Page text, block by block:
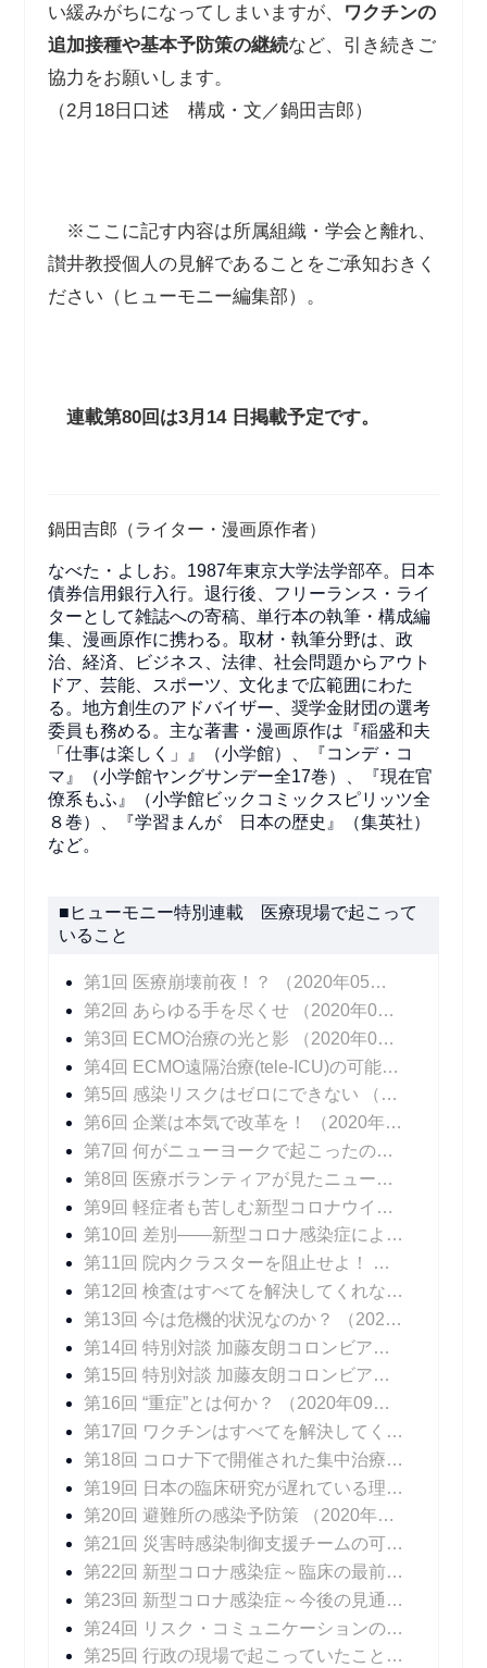
い緩みがちになってしまいますが、
ワクチンの
追加接種や基本予防策の継続など、引き続きご
協力をお願いします。
（2月18日口述 構成・文／鍋田吉郎）
※ここに記す内容は所属組織・学会と離れ、
讃井教授個人の見解であることをご承知おきく
ださい（ヒューモニー編集部）。
連載第80回は3月 14 日掲載予定です。
鍋田吉郎（ライター・漫画原作者）
なべた・よしお。1987年東京大学法学部卒。日本
債券信用銀行入行。退行後、フリーランス・ライ
ターとして雑誌への寄稿、単行本の執筆・構成編
集、漫画原作に携わる。取材・執筆分野は、政
治、経済、ビジネス、法律、社会問題からアウト
ドア、芸能、スポーツ、文化まで広範囲にわた
る。地方創生のアドバイザー、奨学金財団の選考
委員も務める。主な著書・漫画原作は『稲盛和夫
「仕事は楽しく」』（小学館）、『コンデ・コ
マ』（小学館ヤングサンデー全17巻）、『現在官
僚系もふ』（小学館ビックコミックスピリッツ全
８巻）、『学習まんが 日本の歴史』（集英社）
など。
■ヒューモニー特別連載 医療現場で起こって
いること
第1回 医療崩壊前夜！？
（2020年05月25日 掲載）
第2回 あらゆる手を尽くせ
（2020年06月01日 掲載）
第3回 ECMO治療の光と影
（2020年06月08日 掲載）
第4回 ECMO遠隔治療(tele-ICU)の可能性
第5回 感染リスクはゼロにできない
（2020年06月22日 掲載）
第6回 企業は本気で改革を！
（2020年06月29日 掲載）
第7回 何がニューヨークで起こったのか！？
第8回 医療ボランティアが見たニューヨークの医療崩壊
第9回 軽症者も苦しむ新型コロナウイルス感染症の後遺症
第10回 差別――新型コロナ感染症によるもうひとつの苦しみ
第11回 院内クラスターを阻止せよ！
（2020年08
第12回 検査はすべてを解決してくれない
第13回 今は危機的状況なのか？
（2020年08月17日 掲載）
第14回 特別対談 加藤友朗コロンビア大学医学部外科学教授 「いま、専門家に求められているものとは」
第15回 特別対談 加藤友朗コロンビア大学医学部外科学教授 「ニューヨークで行われているPCR検査の意味」
第16回 “重症”とは何か？
（2020年09月07日 掲載）
第17回 ワクチンはすべてを解決してくれない
第18回 コロナ下で開催された集中治療医学会
第19回 日本の臨床研究が遅れている理由
第20回 避難所の感染予防策
（2020年10月05日 掲載）
第21回 災害時感染制御支援チームの可能性
第22回 新型コロナ感染症～臨床の最前線
第23回 新型コロナ感染症～今後の見通し
第24回 リスク・コミュニケーションの難しさ
第25回 行政の現場で起こっていたこと
（2020年